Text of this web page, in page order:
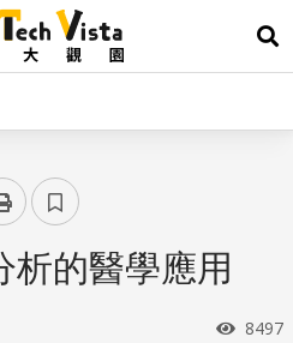
展
析的醫學應用
瀏覽
8497